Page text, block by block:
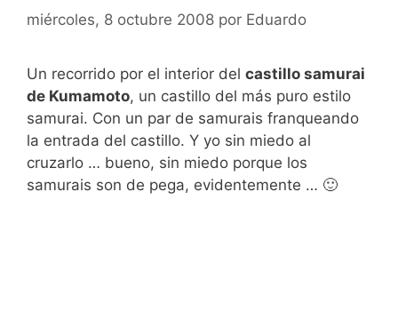
miércoles, 8 octubre 2008 por Eduardo
Un recorrido por el interior del castillo samurai
de Kumamoto, un castillo del más puro estilo
samurai. Con un par de samurais franqueando
la entrada del castillo. Y yo sin miedo al
cruzarlo … bueno, sin miedo porque los
samurais son de pega, evidentemente … 🙂